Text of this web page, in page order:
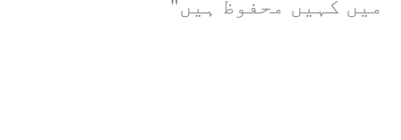
میں کہیں محفوظ ہیں"